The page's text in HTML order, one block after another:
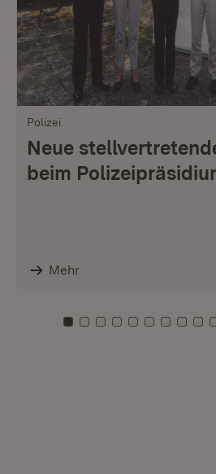
Polizei
Neue
beim
Mehr
Zu Kachel: 0
Zu Kachel: 1
Zu Kachel: 2
Zu Kachel: 3
Zu Kachel: 4
ZuZuZu